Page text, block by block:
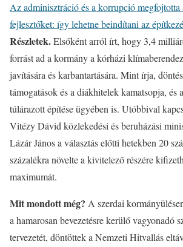
Az adminisztráció és a korrupció megfojtotta
fejlesztőket: így lehetne beindítani az
Részletek.Elsőként arról írt, hogy 3,4
forrást ad a kormány a kórházi
javítására és karbantartására. Mint írja,
támogatások és a diákhitelek kamatsopja, és
túlárazott építése ügyében is. Utóbbival
Vitézy Dávid közlekedési és beruházási
Lázár János a választás előtti hetekben 20
százalékra növelte a kivitelező részére
maximumát.
Mit mondott még? A szerdai
a hamarosan bevezetésre kerülő vagyonadó
tervezetét, döntöttek a Nemzeti Hitvallás